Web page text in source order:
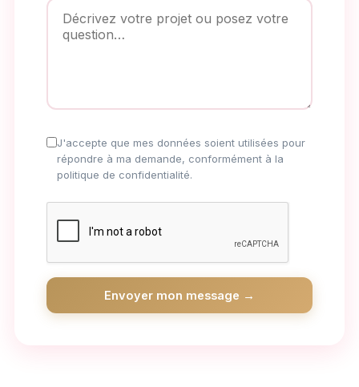
J'accepte que mes données soient utilisées pour
répondre à ma demande, conformément à la
politique de confidentialité.
Envoyer mon message →